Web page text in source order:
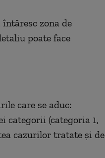
zona de
poate face
care se aduc:
categorii (categoria 1,
cazurilor tratate şi de